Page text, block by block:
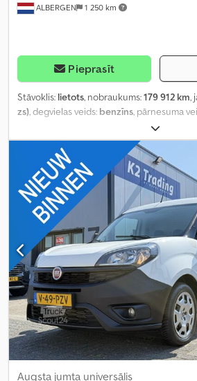
ALBERGEN 1 250 km
Pieprasīt
Stāvoklis: lietots, nobraukums:179 912 km,
zs), degvielas veids: benzīns, pārnesuma
3 400 mm
11/2019, degvielas tvertnes tilpums:80 l,
emisijas klase:
, krāsa:sudraba ,
iepriekšējo īpašnieku skaits:2, Ražošanas
ABS, borta dators, bīdāmās durvis,
elektroniskā stabilitātes programma
kondicionēšana, gaisa spilvens,
kontrole, kvēpu filtrs, miglas lukturi,
piekabes sakabe, stāvvietas sensori,
pastiprinātājs, vilces kontroles sistēma,
Augsta jumta universālis